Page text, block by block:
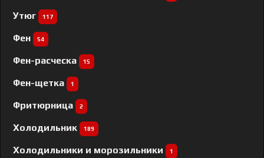
Утюг 117
Фен 54
Фен-расческа 15
Фен-щетка 1
Фритюрница 2
Холодильник 189
Холодильники и морозильники 1